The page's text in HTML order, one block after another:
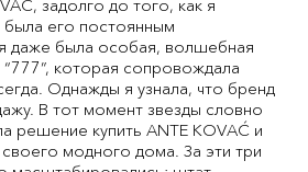
задолго до того, как я
его постоянным
даже была особая, волшебная
которая сопровождала
Однажды я узнала, что бренд
В тот момент звезды словно
решение купить ANTE KOVAĆ и
модного дома. За эти три